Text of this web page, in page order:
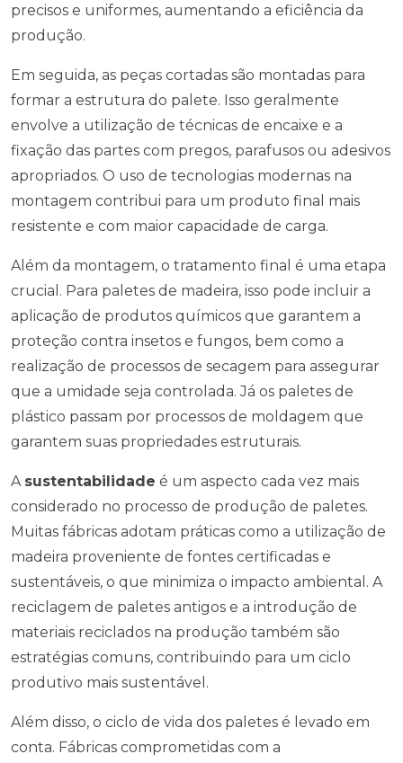
precisos e uniformes, aumentando a eficiência da
produção.
Em seguida, as peças cortadas são montadas para
formar a estrutura do palete. Isso geralmente
envolve a utilização de técnicas de encaixe e a
fixação das partes com pregos, parafusos ou adesivos
apropriados. O uso de tecnologias modernas na
montagem contribui para um produto final mais
resistente e com maior capacidade de carga.
Além da montagem, o tratamento final é uma etapa
crucial. Para paletes de madeira, isso pode incluir a
aplicação de produtos químicos que garantem a
proteção contra insetos e fungos, bem como a
realização de processos de secagem para assegurar
que a umidade seja controlada. Já os paletes de
plástico passam por processos de moldagem que
garantem suas propriedades estruturais.
A sustentabilidade é um aspecto cada vez mais
considerado no processo de produção de paletes.
Muitas fábricas adotam práticas como a utilização de
madeira proveniente de fontes certificadas e
sustentáveis, o que minimiza o impacto ambiental. A
reciclagem de paletes antigos e a introdução de
materiais reciclados na produção também são
estratégias comuns, contribuindo para um ciclo
produtivo mais sustentável.
Além disso, o ciclo de vida dos paletes é levado em
conta. Fábricas comprometidas com a